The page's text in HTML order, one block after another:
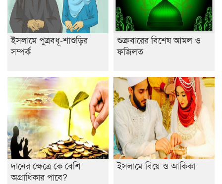
ইসলামে পুত্রবধূ-শাশুড়ির
সম্পর্ক
শুক্রবারের বিশেষ আমল ও
ফজিলত
দানের ক্ষেত্রে কে বেশি
অগ্রাধিকার পাবে?
ইসলামে বিয়ে ও আকিকা